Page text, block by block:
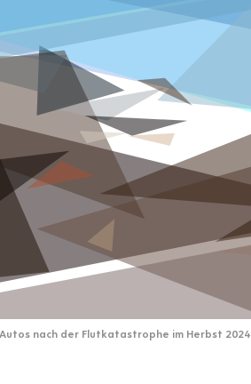
nach der Flutkatastrophe im Herbst 2024.